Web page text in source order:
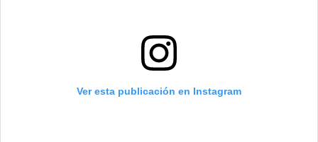
Ver esta publicación en Instagram